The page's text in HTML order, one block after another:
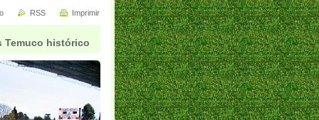
Temuco histórico
RSS Imprimir